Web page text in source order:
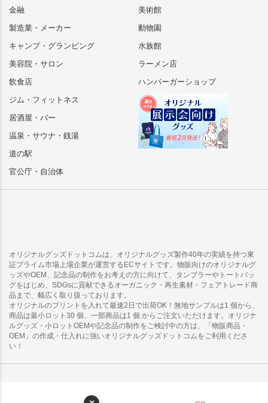
金融
製造業・メーカー
キャンプ・グランピング
美容院・サロン
飲食店
ジム・フィットネス
居酒屋・バー
温泉・サウナ・銭湯
道の駅
官公庁・自治体
美術館
動物園
水族館
ラーメン店
ハンバーガーショップ
オリジナルグッズドットコムは、オリジナルグッズ製作40年の実績を持つ東
証プライム市場上場企業が運営するECサイトです。物販向けのオリジナルグ
ッズやOEM、記念品の制作をお考えの方に向けて、タンブラーやトートバッ
グをはじめ、SDGsに貢献できるオーガニック・再生素材・フェアトレード商
品まで、幅広く取り扱っております。
オリジナルのプリントを入れて最速2日で出荷OK！無地サンプルは1 個から、
商品は最小ロット30 個、一部商品は1 個 からご注文いただけます。オリジナ
ルグッズ・小ロットOEMや記念品の制作をご検討中の方は、「物販商品・
OEM」の作成・仕入れに強いオリジナルグッズドットコムをご利用くださ
い！